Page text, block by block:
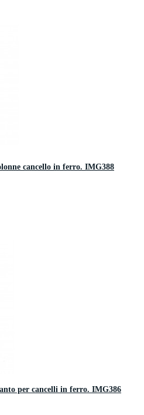
cancello in ferro. IMG388
per cancelli in ferro. IMG386